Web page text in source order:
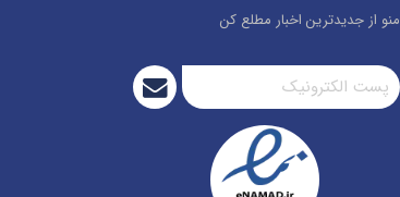
منو از جدیدترین اخبار مطلع کن